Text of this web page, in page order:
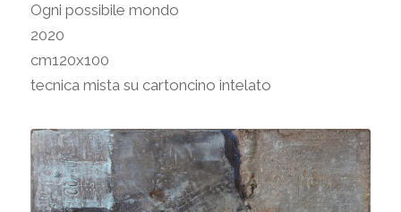
Ogni possibile mondo
2020
cm120x100
tecnica mista su cartoncino intelato